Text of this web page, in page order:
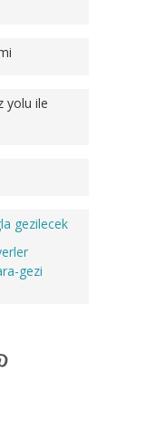
yolu ile
gezilecek
gezi